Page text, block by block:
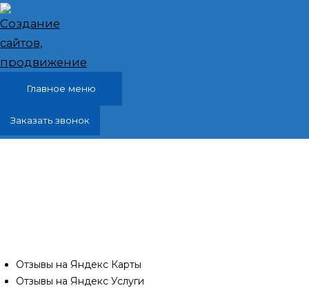
Перейти к содержимому
Главное меню
Заказать звонок
Отзывы на Яндекс Карты
Отзывы на Яндекс Услуги